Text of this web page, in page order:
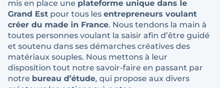
mis en place une plateforme unique dans le
Grand Est pour tous les entrepreneurs voulant
créer du made in France. Nous tendons la main à
toutes personnes voulant la saisir afin d’être guidé
et soutenu dans ses démarches créatives des
matériaux souples. Nous mettons à leur
disposition tout notre savoir-faire en passant par
notre bureau d’étude, qui propose aux divers